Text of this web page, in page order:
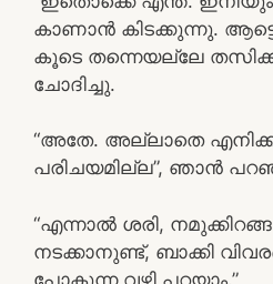
കാണാൻ കിടക്കുന്നു.
കൂടെ തന്നെയല്ലേ
ചോദിച്ചു.
“അതേ. അല്ലാതെ എനിക്ക്
പരിചയമില്ല”, ഞാൻ
“എന്നാൽ ശരി,
നടക്കാനുണ്ട്, ബാക്കി
പോകുന്ന വഴി പറയാം.”